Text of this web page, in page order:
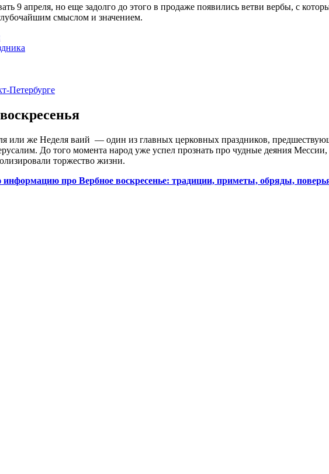
9 апреля, но еще задолго до этого в продаже появились ветви вербы, с
смыслом и значением.
Петербурге
или же Неделя ваий — один из главных церковных праздников,
До того момента народ уже успел прознать про чудные деяния
торжество жизни.
информацию про Вербное воскресенье: традиции, приметы, обряды,